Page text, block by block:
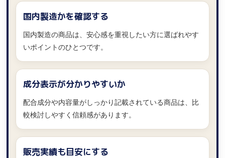
国内製造かを確認する
国内製造の商品は、安心感を重視したい方に選ばれやす
いポイントのひとつです。
成分表示が分かりやすいか
配合成分や内容量がしっかり記載されている商品は、比
較検討しやすく信頼感があります。
販売実績も目安にする